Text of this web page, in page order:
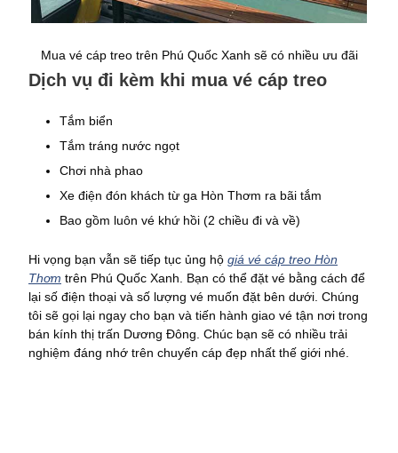
Mua vé cáp treo trên Phú Quốc Xanh sẽ có nhiều ưu đãi
Dịch vụ đi kèm khi mua vé cáp treo
Tắm biển
Tắm tráng nước ngọt
Chơi nhà phao
Xe điện đón khách từ ga Hòn Thơm ra bãi tắm
Bao gồm luôn vé khứ hồi (2 chiều đi và về)
Hi vọng bạn vẫn sẽ tiếp tục ủng hộ giá vé cáp treo Hòn
Thơm trên Phú Quốc Xanh. Bạn có thể đặt vé bằng cách để
lại số điện thoại và số lượng vé muốn đặt bên dưới. Chúng
tôi sẽ gọi lại ngay cho bạn và tiến hành giao vé tận nơi trong
bán kính thị trấn Dương Đông. Chúc bạn sẽ có nhiều trải
nghiệm đáng nhớ trên chuyến cáp đẹp nhất thế giới nhé.